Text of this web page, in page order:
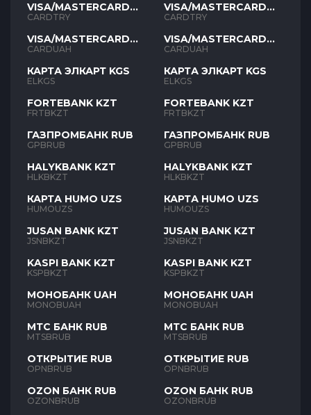
VISA/MASTERCARD
TYR
CARDTRY
VISA/MASTERCARD
UAH
CARDUAH
КАРТА ЭЛКАРТ KGS
ELKGS
FORTEBANK KZT
FRTBKZT
ГАЗПРОМБАНК RUB
GPBRUB
HALYKBANK KZT
HLKBKZT
КАРТА HUMO UZS
HUMOUZS
JUSAN BANK KZT
JSNBKZT
KASPI BANK KZT
KSPBKZT
МОНОБАНК UAH
MONOBUAH
МТС БАНК RUB
MTSBRUB
ОТКРЫТИЕ RUB
OPNBRUB
OZON БАНК RUB
OZONBRUB
VISA/MASTERCARD
TYR
CARDTRY
VISA/MASTERCARD
UAH
CARDUAH
КАРТА ЭЛКАРТ KGS
ELKGS
FORTEBANK KZT
FRTBKZT
ГАЗПРОМБАНК RUB
GPBRUB
HALYKBANK KZT
HLKBKZT
КАРТА HUMO UZS
HUMOUZS
JUSAN BANK KZT
JSNBKZT
KASPI BANK KZT
KSPBKZT
МОНОБАНК UAH
MONOBUAH
МТС БАНК RUB
MTSBRUB
ОТКРЫТИЕ RUB
OPNBRUB
OZON БАНК RUB
OZONBRUB